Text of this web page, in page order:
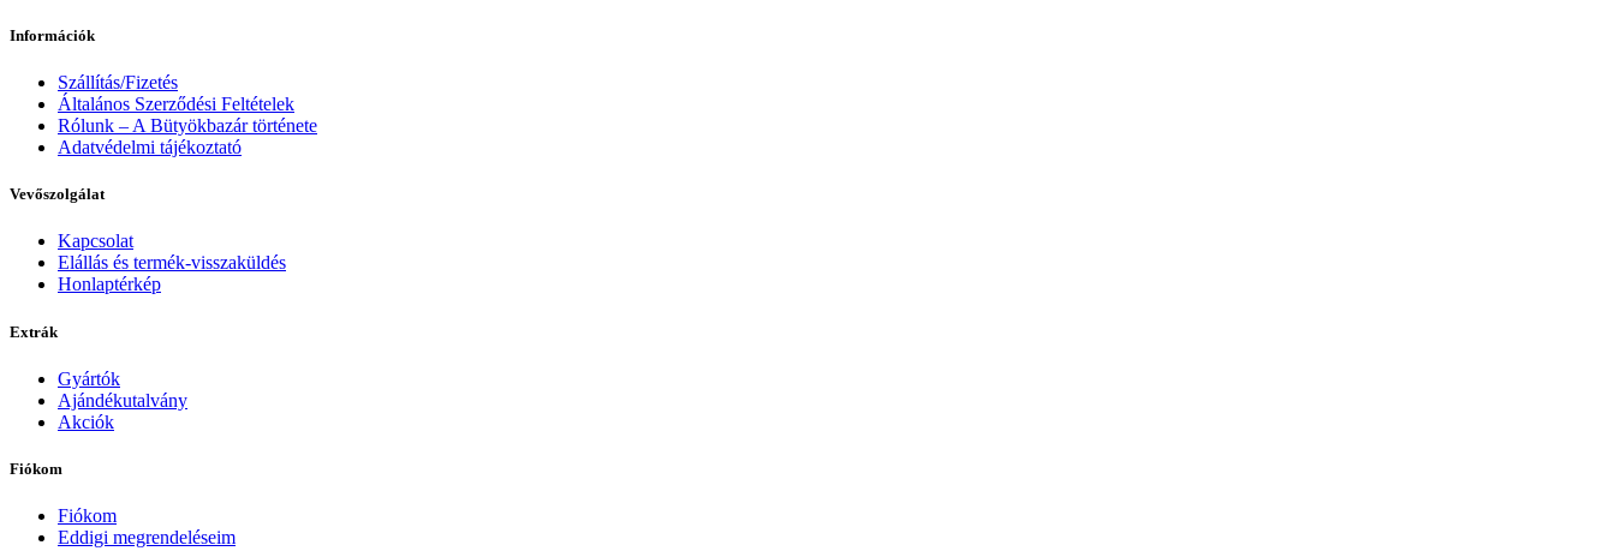
Információk
Szállítás/Fizetés
Általános Szerződési Feltételek
Rólunk – A Bütyökbazár története
Adatvédelmi tájékoztató
Vevőszolgálat
Kapcsolat
Elállás és termék-visszaküldés
Honlaptérkép
Extrák
Gyártók
Ajándékutalvány
Akciók
Fiókom
Fiókom
Eddigi megrendeléseim